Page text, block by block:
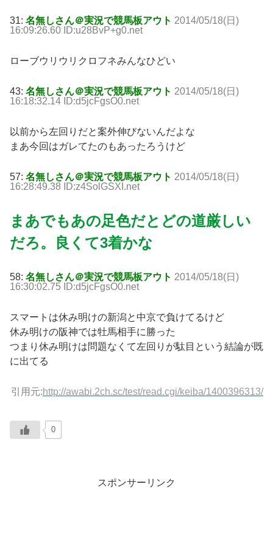
31: 名無しさん＠実況で競馬板アウト 2014/05/18(日)
16:09:26.60 ID:u28BvP+g0.net
ローブウリウリクロフネみんなひどい
43: 名無しさん＠実況で競馬板アウト 2014/05/18(日)
16:18:32.14 ID:d5jcFgsO0.net
以前から左回りだと案外伸びないんだよな
まあ今回はガレてたのもあったろうけど
57: 名無しさん＠実況で競馬板アウト 2014/05/18(日)
16:28:49.38 ID:z4SolGSXI.net
まあでもあの足色だとどの道厳しい
だろ。良くて3着かな
58: 名無しさん＠実況で競馬板アウト 2014/05/18(日)
16:30:02.75 ID:d5jcFgsO0.net
スマートは休み明けの新潟と中京で負けてるけど
休み明けの阪神では牡馬相手に勝った
つまり休み明けは問題なくて左回りが駄目という結論が既
に出てる
引用元:http://awabi.2ch.sc/test/read.cgi/keiba/1400396313/
0
スポンサーリンク